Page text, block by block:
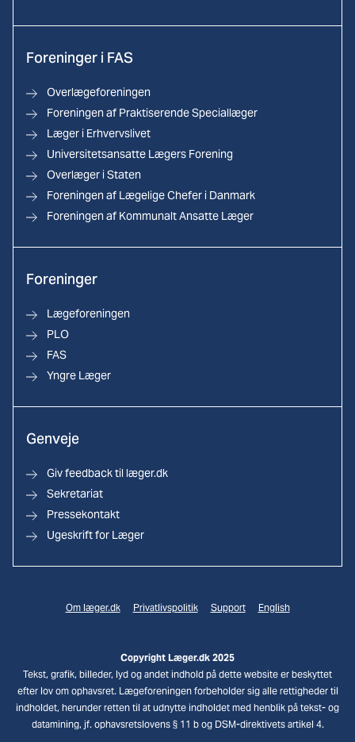
Foreninger i FAS
Overlægeforeningen
Foreningen af Praktiserende Speciallæger
Læger i Erhvervslivet
Universitetsansatte Lægers Forening
Overlæger i Staten
Foreningen af Lægelige Chefer i Danmark
Foreningen af Kommunalt Ansatte Læger
Foreninger
Lægeforeningen
PLO
FAS
Yngre Læger
Genveje
Giv feedback til læger.dk
Sekretariat
Pressekontakt
Ugeskrift for Læger
Om læger.dk Privatlivspolitik Support English
Copyright Læger.dk 2025
Tekst, grafik, billeder, lyd og andet indhold på dette website er beskyttet
efter lov om ophavsret. Lægeforeningen forbeholder sig alle rettigheder til
indholdet, herunder retten til at udnytte indholdet med henblik på tekst- og
datamining, jf. ophavsretslovens § 11 b og DSM-direktivets artikel 4.